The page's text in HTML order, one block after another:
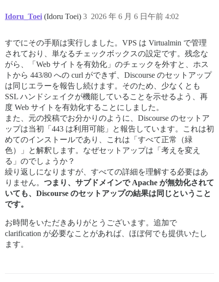
⚠ このコンピュータのポート 443 は、ホスト名:
⚠ http://metabolism.logophilia.eu（ポート 80）への接続も
これは、metabolism.logophilia.eu が、Discourse をインスト
最初にすべきことは、metabolism.logophilia.eu がこのサー
通常、これはドメインを購入した場所で設定します。
IP アドレスが正しく解決されていると確信できる場合は、ファ
「open ports YOUR CLOUD SERVICE」でウェブ検索すると役立
このツールは最も標準的なインストールのみを対象として設計
    ./launcher rebuild app
✗ metabolism.logophilia.eu の DNS 検証に失敗しました
[root@logophilia discourse]# dig
; <<<>>> DiG 9.18.33 <<<>>> metabolism.logophilia.eu
;; global options: +cmd
;; 回答を取得しました:
;; ->>>HEADER<<<- opcode: QUERY, status: NOERROR,
;; flags: qr rd ra; QUERY: 1, ANSWER: 1, AUTHORITY:
;; OPT PSEUDOSECTION:
; EDNS: version: 0, flags:; udp: 512
Idoru_Toei (Idoru Toei) 2026 年 6 月 6 日午前 4:02
3
すでにその手順は実行しました。VPS は Virtualmin で管理
されており、単なるチェックボックスの設定です。残念な
がら、「Web サイトを有効化」のチェックを外すと、ホス
トから 443/80 への curl ができず、Discourse のセットアップ
は同じエラーを報告し続けます。そのため、少なくとも
SSL ハンドシェイクが機能していることを示せるよう、再
度 Web サイトを有効化することにしました。
また、元の投稿でお分かりのように、Discourse のセットア
ップは当初「443 は利用可能」と報告しています。これは初
めてのインストールであり、これは「すべて正常（緑
色）」と解釈します。なぜセットアップは「考えを変え
る」のでしょうか？
繰り返しになりますが、すべての詳細を理解する必要はあ
りません。 つまり、サブドメインで Apache が無効化されて
いても、Discourse のセットアップの結果は同じということ
です。
お時間をいただきありがとうございます。追加で
clarification が必要なことがあれば、ほぼ何でも提供いたし
ます。